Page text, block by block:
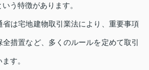
う特徴があります。
省は宅地建物取引業法により、重要事項
措置など、多くのルールを定めて取引
す。